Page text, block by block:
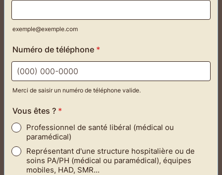
exemple@exemple.com
Numéro de téléphone *
Merci de saisir un numéro de téléphone valide.
Vous êtes ? *
Professionnel de santé libéral (médical ou
paramédical)
Représentant d'une structure hospitalière ou de
soins PA/PH (médical ou paramédical), équipes
mobiles, HAD, SMR...